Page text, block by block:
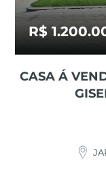
R$
CASA Á